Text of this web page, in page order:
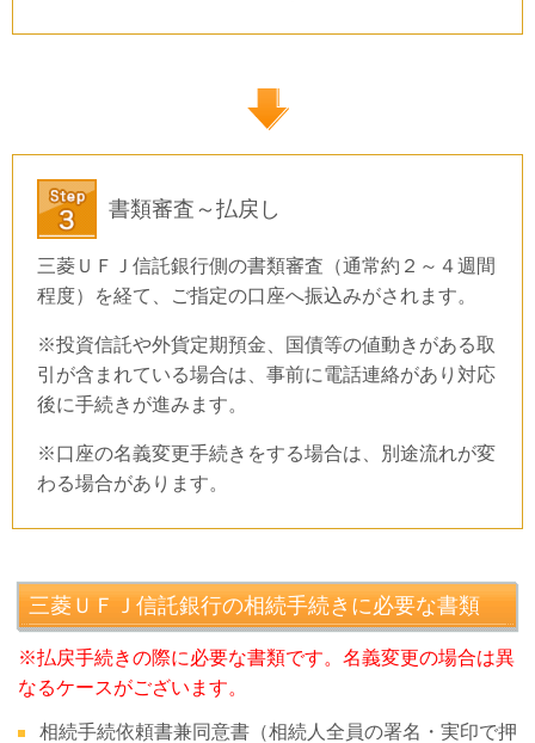
書類審査～払戻し
三菱ＵＦＪ信託銀行側の書類審査（通常約２～４週間
程度）を経て、ご指定の口座へ振込みがされます。
※投資信託や外貨定期預金、国債等の値動きがある取
引が含まれている場合は、事前に電話連絡があり対応
後に手続きが進みます。
※口座の名義変更手続きをする場合は、別途流れが変
わる場合があります。
三菱ＵＦＪ信託銀行の相続手続きに必要な書類
※払戻手続きの際に必要な書類です。名義変更の場合は異
なるケースがございます。
相続手続依頼書兼同意書（相続人全員の署名・実印で押